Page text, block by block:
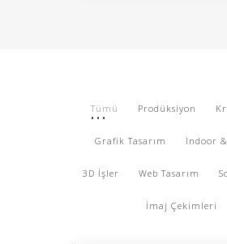
Tümü Prodüksiyon
Grafik Tasarım Indoor
3D İşler Web Tasarım
İmaj Çekimleri